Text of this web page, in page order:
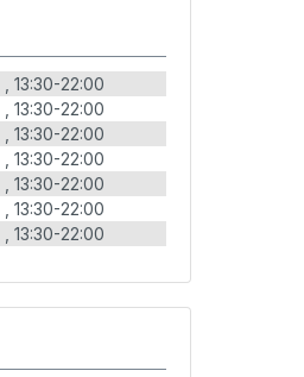
13:30-22:00
13:30-22:00
13:30-22:00
13:30-22:00
13:30-22:00
13:30-22:00
13:30-22:00